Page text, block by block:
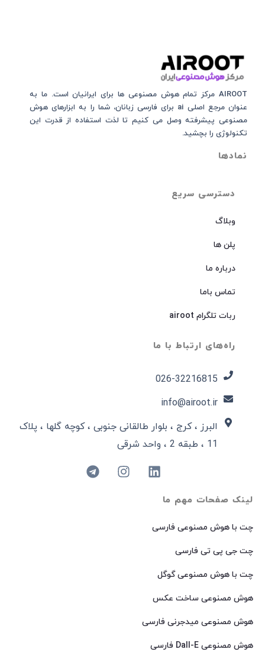
لینک صفحات مهم ما
چت با هوش مصنوعی فارسی
چت جی پی تی فارسی
چت با هوش مصنوعی گوگل
هوش مصنوعی ساخت عکس
هوش مصنوعی میدجرنی فارسی
هوش مصنوعی Dall-E فارسی
دسترسی سریع
وبلاگ
پلن ها
درباره ما
تماس باما
ربات تلگرام airoot
راه‌های ارتباط با ما
026-32216815​
info@airoot.ir
البرز ، کرج ، بلوار طالقانی جنوبی ، کوچه گلها ، پلاک
11 ، طبقه 2 ، واحد شرقی
AIROOT مرکز تمام هوش مصنوعی‌‌‌ ها برای ایرانیان است. ما به
عنوان مرجع اصلی ai برای فارسی زبانان، شما را به ابزارهای هوش
مصنوعی پیشرفته وصل می کنیم تا لذت استفاده از قدرت این
تکنولوژی را بچشید.
نمادها